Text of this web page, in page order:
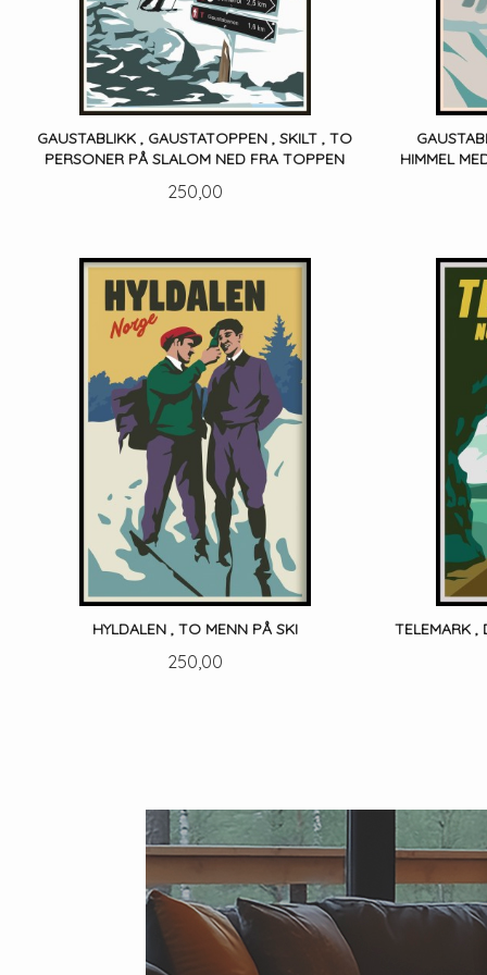
GAUSTABLIKK , GAUSTATOPPEN , SKILT , TO
PERSONER PÅ SLALOM NED FRA TOPPEN
Pris
250,00
LES MER
HIMMEL
HYLDALEN , TO MENN PÅ SKI
Pris
250,00
TELEMARK ,